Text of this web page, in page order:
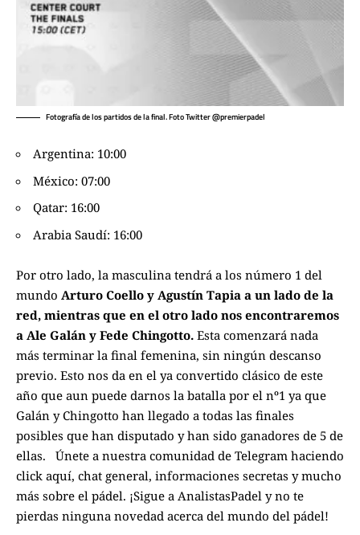
Fotografía de los partidos de la final. Foto Twitter @premierpadel
Argentina: 10:00
México: 07:00
Qatar: 16:00
Arabia Saudí: 16:00
Por otro lado, la masculina tendrá a los número 1 del
mundo Arturo Coello y Agustín Tapia a un lado de la
red, mientras que en el otro lado nos encontraremos
a Ale Galán y Fede Chingotto. Esta comenzará nada
más terminar la final femenina, sin ningún descanso
previo. Esto nos da en el ya convertido clásico de este
año que aun puede darnos la batalla por el nº1 ya que
Galán y Chingotto han llegado a todas las finales
posibles que han disputado y han sido ganadores de 5 de
ellas. Únete a nuestra comunidad de Telegram haciendo
click aquí, chat general, informaciones secretas y mucho
más sobre el pádel. ¡Sigue a AnalistasPadel y no te
pierdas ninguna novedad acerca del mundo del pádel!